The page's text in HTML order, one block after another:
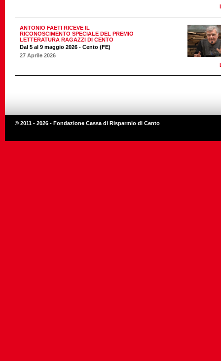
ANTONIO FAETI RICEVE IL
RICONOSCIMENTO SPECIALE DEL PREMIO
LETTERATURA RAGAZZI DI CENTO
Dal 5 al 9 maggio 2026 - Cento (FE)
27 Aprile 2026
© 2011 - 2026 - Fondazione Cassa di Risparmio di Cento